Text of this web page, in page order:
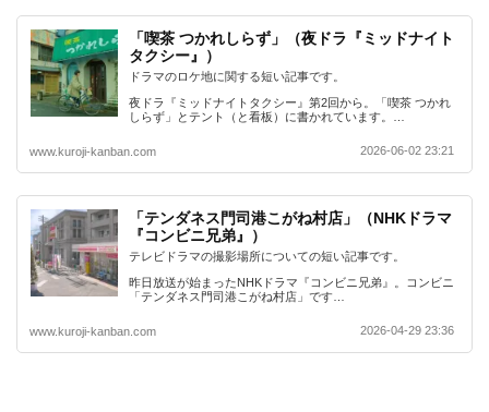
「喫茶 つかれしらず」（夜ドラ『ミッドナイト
タクシー』）
ドラマのロケ地に関する短い記事です。
夜ドラ『ミッドナイトタクシー』第2回から。「喫茶 つかれ
しらず」とテント（と看板）に書かれています。…
www.kuroji-kanban.com 2026-06-02 23:21
「テンダネス門司港こがね村店」（NHKドラマ
『コンビニ兄弟』）
テレビドラマの撮影場所についての短い記事です。
昨日放送が始まったNHKドラマ『コンビニ兄弟』。コンビニ
「テンダネス門司港こがね村店」です…
www.kuroji-kanban.com 2026-04-29 23:36